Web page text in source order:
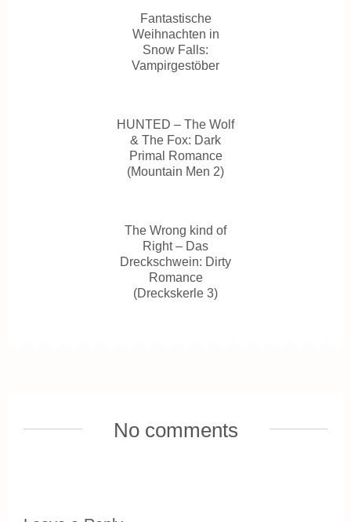
Fantastische
Weihnachten in
Snow Falls:
Vampirgestöber
HUNTED – The Wolf
& The Fox: Dark
Primal Romance
(Mountain Men 2)
The Wrong kind of
Right – Das
Dreckschwein: Dirty
Romance
(Dreckskerle 3)
No comments